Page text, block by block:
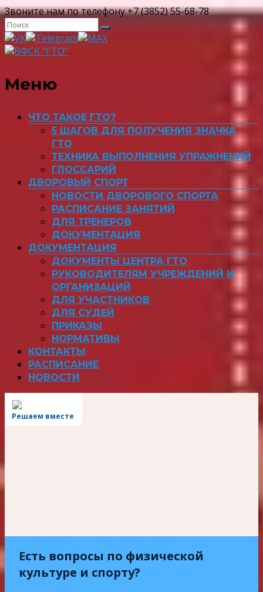
Звоните нам по телефону +7 (3852) 55-68-78
ВФСК "ГТО"
Меню
ЧТО ТАКОЕ ГТО?
5 ШАГОВ ДЛЯ ПОЛУЧЕНИЯ ЗНАЧКА
ГТО
ТЕХНИКА ВЫПОЛНЕНИЯ УПРАЖНЕНИЙ
ГЛОССАРИЙ
ДВОРОВЫЙ СПОРТ
НОВОСТИ ДВОРОВОГО СПОРТА
РАСПИСАНИЕ ЗАНЯТИЙ
ДЛЯ ТРЕНЕРОВ
ДОКУМЕНТАЦИЯ
ДОКУМЕНТАЦИЯ
ДОКУМЕНТЫ ЦЕНТРА ГТО
РУКОВОДИТЕЛЯМ УЧРЕЖДЕНИЙ И
ОРГАНИЗАЦИЙ
ДЛЯ УЧАСТНИКОВ
ДЛЯ СУДЕЙ
ПРИКАЗЫ
НОРМАТИВЫ
КОНТАКТЫ
РАСПИСАНИЕ
НОВОСТИ
Решаем вместе
Есть вопросы по физической
культуре и спорту?